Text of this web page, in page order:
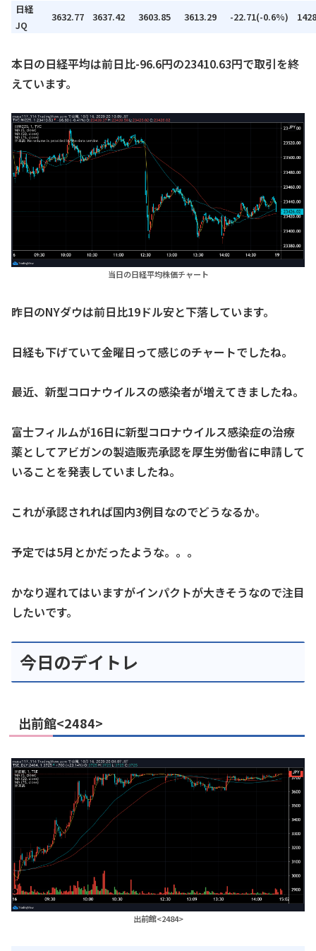
日経
JQ
3632.77 3637.42 3603.85 3613.29 -22.71(-0.6%)
本日の日経平均は前日比-96.6円の23410.63円で取引を終
えています。
当日の日経平均株価チャート
昨日のNYダウは前日比19ドル安と下落しています。
日経も下げていて金曜日って感じのチャートでしたね。
最近、新型コロナウイルスの感染者が増えてきましたね。
富士フィルムが16日に新型コロナウイルス感染症の治療
薬としてアビガンの製造販売承認を厚生労働省に申請して
いることを発表していましたね。
これが承認されれば国内3例目なのでどうなるか。
予定では5月とかだったような。。。
かなり遅れてはいますがインパクトが大きそうなので注目
したいです。
今日のデイトレ
出前館<2484>
出前館<2484>